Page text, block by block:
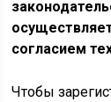
согласием
Чтобы